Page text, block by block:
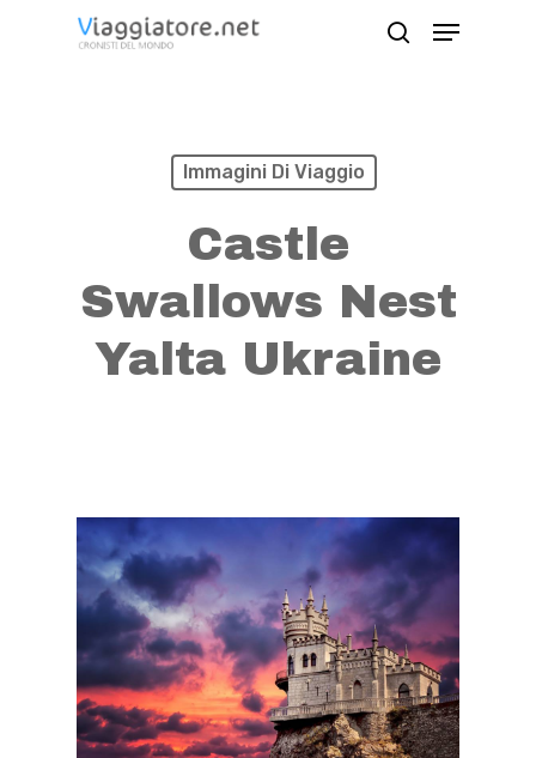
Menu
Immagini Di Viaggio
Castle
Swallows Nest
Yalta Ukraine